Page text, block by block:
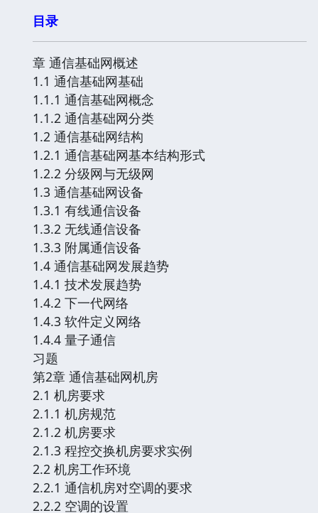
目录
章 通信基础网概述
1.1 通信基础网基础
1.1.1 通信基础网概念
1.1.2 通信基础网分类
1.2 通信基础网结构
1.2.1 通信基础网基本结构形式
1.2.2 分级网与无级网
1.3 通信基础网设备
1.3.1 有线通信设备
1.3.2 无线通信设备
1.3.3 附属通信设备
1.4 通信基础网发展趋势
1.4.1 技术发展趋势
1.4.2 下一代网络
1.4.3 软件定义网络
1.4.4 量子通信
习题
第2章 通信基础网机房
2.1 机房要求
2.1.1 机房规范
2.1.2 机房要求
2.1.3 程控交换机房要求实例
2.2 机房工作环境
2.2.1 通信机房对空调的要求
2.2.2 空调的设置